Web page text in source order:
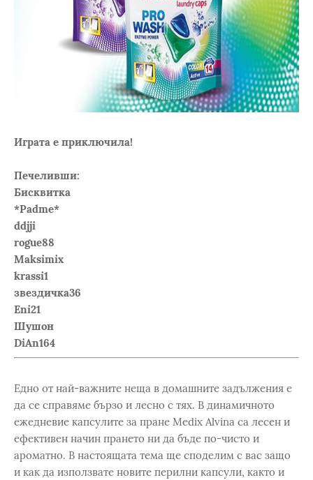
Играта е приключила!
Печеливши:
Бисквитка
*Padme*
ddjji
rogue88
Maksimix
krassi1
звездичка36
Eni21
Шушон
DiAn164
Eдно от най-важните неща в домашните задължения е
да се справяме бързо и лесно с тях. В динамичното
ежедневие капсулите за пране Medix Alvina са лесен и
ефективен начин прането ни да бъде по-чисто и
ароматно. В настоящата тема ще споделим с вас защо
и как да използвате новите перилни капсули, както и